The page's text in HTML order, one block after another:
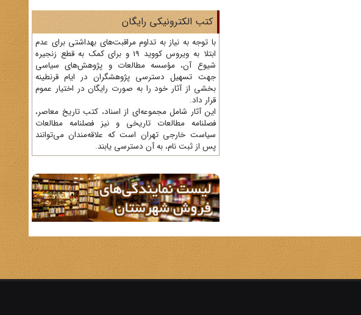
کتب الکترونیکی رایگان
با توجه به نیاز به تداوم مراقبت‌های بهداشتی برای عدم
ابتلا به ویروس کووید 19 و برای کمک به قطع زنجیره
شیوع آن، مؤسسه مطالعات و پژوهش‌های سیاسی
جهت تسهیل دسترسی پژوهشگران در ایام قرنطینه
بخشی از آثار خود را به صورت رایگان در اختیار عموم
قرار داد.
این آثار شامل مجموعه‌ای از اسناد، کتب تاریخ معاصر،
فصلنامه‌ مطالعات تاریخی و نیز فصلنامه مطالعات
سیاست خارجی تهران است که علاقه‌مندان می‌توانند
پس از ثبت نام، به آن دسترسی یابند.